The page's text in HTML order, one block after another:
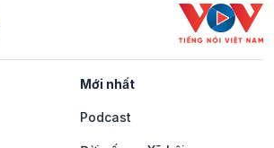
Mới nhất
Podcast